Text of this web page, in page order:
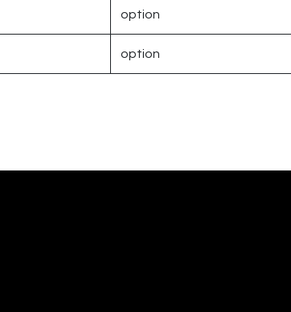
option
option